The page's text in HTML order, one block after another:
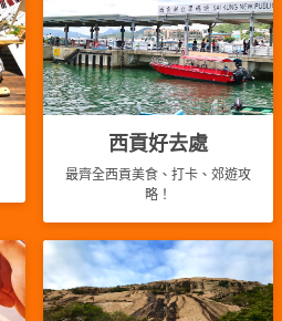
西貢好去處
最齊全西貢美食、打卡、郊遊攻
略！